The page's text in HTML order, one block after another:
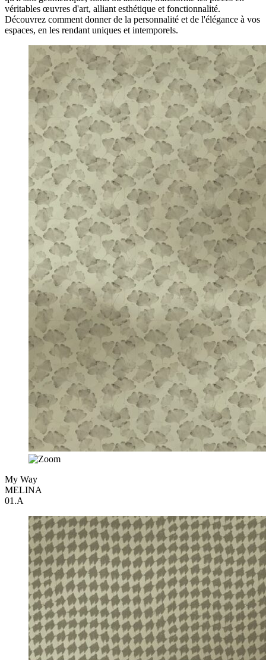
véritables œuvres d'art, alliant esthétique et fonctionnalité.
Découvrez comment donner de la personnalité et de l'élégance à vos
espaces, en les rendant uniques et intemporels.
My Way
MELINA
01.A